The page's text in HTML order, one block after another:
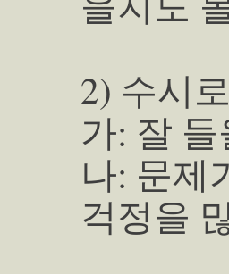
2) 수시로
가: 잘
나: 문제
걱정을